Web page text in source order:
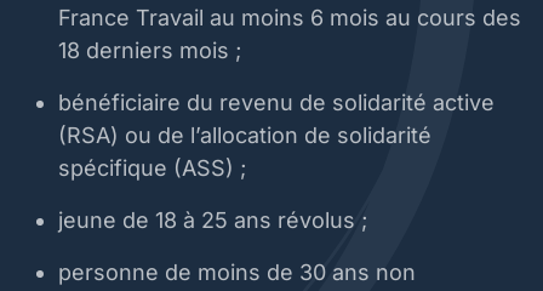
France Travail au moins 6 mois au cours des
18 derniers mois ;
bénéficiaire du revenu de solidarité active
(RSA) ou de l’allocation de solidarité
spécifique (ASS) ;
jeune de 18 à 25 ans révolus ;
personne de moins de 30 ans non